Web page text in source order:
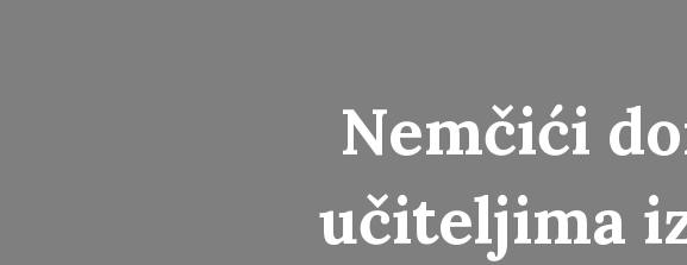
Nemčići
učiteljima